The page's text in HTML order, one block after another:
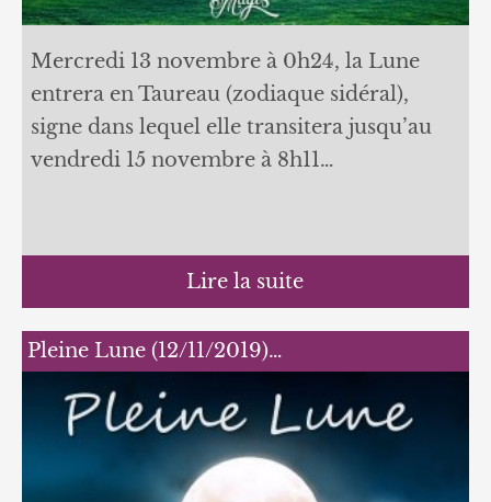
Mercredi 13 novembre à 0h24, la Lune
entrera en Taureau (zodiaque sidéral),
signe dans lequel elle transitera jusqu’au
vendredi 15 novembre à 8h11…
Lire la suite
Pleine Lune (12/11/2019)…